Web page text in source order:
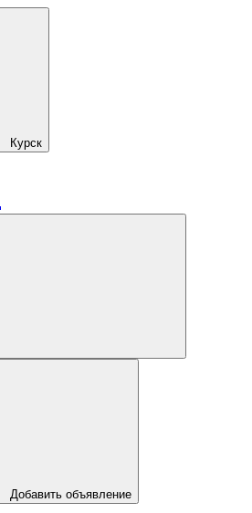
Курск
Добавить объявление